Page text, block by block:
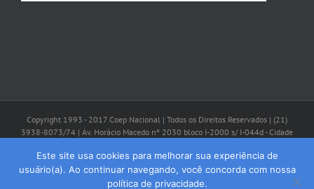
Copyright 1993 - 2017 Coep Nacional | Todos os Direitos Reservados | (21)
3938-8073/74 | Av. Horácio Macedo nº 2030 bloco I-2000 s/ I-044d - Cidade
FacebookInstagramYouTube
Este site usa cookies para melhorar sua experiência de
usuário(a). Ao continuar navegando, você concorda com nossa
política de privacidade.